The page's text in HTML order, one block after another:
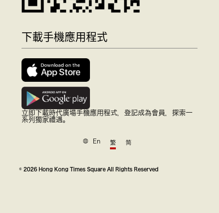
下載手機應用程式
立即下載時代廣場手機應用程式，登記成為會員，探索一
系列獨家禮遇。
En 繁 简
© 2026 Hong Kong Times Square All Rights Reserved